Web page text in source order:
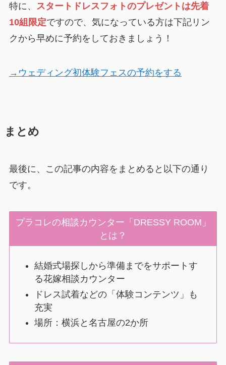
特に、
スタートドレスフォトのプレゼントは先着
10組限定ですので、気になっている方は下記リン
クから早めに予約をしておきましょう！
→ウェディング初体験フェスの予約をする
まとめ
最後に、この記事の内容をまとめると以下の通り
です。
プラコレの相談カウンター「DRESSY ROOM」
とは？
結婚式場探しから準備までをサポートす
る花嫁相談カウンター
ドレス試着などの「体験コンテンツ」も
充実
場所：横浜と名古屋の2か所